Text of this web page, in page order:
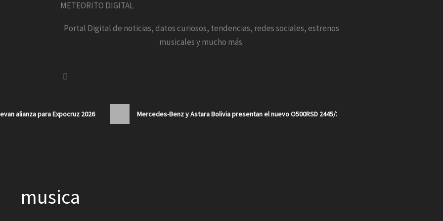
METEORITO DIGITAL
Portal Digital de noticias, datos curiosos, tendencias, redes sociales, estrenos
musicales y mucho más.
alianza para Expocruz 2026 Mercedes-Benz y Astara Bolivia presentan el nuevo O500RSD 2445/30 en un año récord para la marca
musica